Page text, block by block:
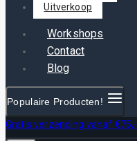
Uitverkoop
Workshops
Contact
Blog
Populaire Producten!
Gratis verzending vanaf €75,-